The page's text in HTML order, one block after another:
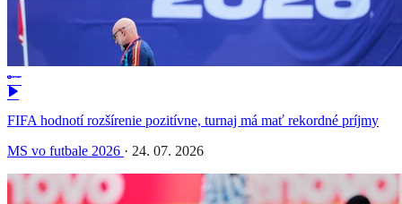
FIFA hodnotí rozšírenie pozitívne, turnaj má mať rekordné príjmy
MS vo futbale 2026 · 24. 07. 2026